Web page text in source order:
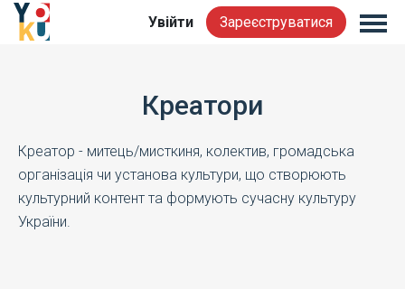
Увійти Зареєструватися
Креатори
Креатор - митець/мисткиня, колектив, громадська
організація чи установа культури, що створюють
культурний контент та формують сучасну культуру
України.